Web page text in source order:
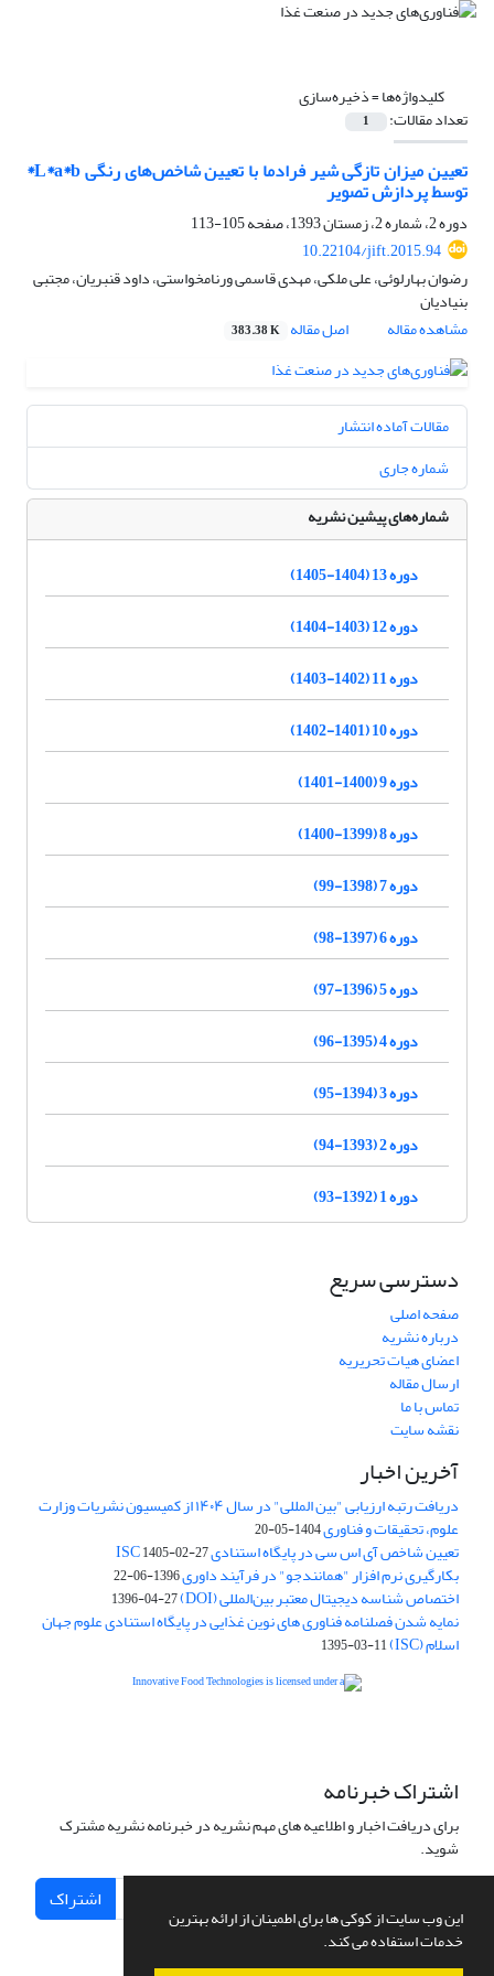
این وب سایت از کوکی ها برای اطمینان از ارائه بهترین
خدمات استفاده می کند.
کلیدواژه‌ها =ذخیره‌سازی
تعداد مقالات: 1
تعیین میزان تازگی شیر فرادما با تعیین شاخص‌های رنگی L*a*b*
توسط پردازش تصویر
دوره 2، شماره 2، زمستان 1393، صفحه
105-113
10.22104/jift.2015.94
رضوان بهارلوئی، علی ملکی، مهدی قاسمی ورنامخواستی، داود قنبریان، مجتبی
بنیادیان
مشاهده مقاله
اصل مقاله 383.38 K
مقالات آماده انتشار
شماره جاری
شماره‌های پیشین نشریه
دوره 13 (1404-1405)
دوره 12 (1403-1404)
دوره 11 (1402-1403)
دوره 10 (1401-1402)
دوره 9 (1400-1401)
دوره 8 (1399-1400)
دوره 7 (1398-99)
دوره 6 (1397-98)
دوره 5 (1396-97)
دوره 4 (1395-96)
دوره 3 (1394-95)
دوره 2 (1393-94)
دوره 1 (1392-93)
دسترسی سریع
صفحه اصلی
درباره نشریه
اعضای هیات تحریریه
ارسال مقاله
تماس با ما
نقشه سایت
آخرین اخبار
دریافت رتبه ارزیابی "بین المللی" در سال ۱۴۰۴ از کمیسیون نشریات وزارت
علوم، تحقیقات و فناوری1404-05-20
تعیین شاخص آی اس سی در پایگاه استنادی ISC1405-02-27
بکارگیری نرم افزار "همانندجو" در فرآیند داوری1396-06-22
اختصاص شناسه دیجیتال معتبر بین‌المللی (DOI) 1396-04-27
نمایه شدن فصلنامه فناوری های نوین غذایی در پایگاه استنادی علوم جهان
اسلام (ISC) 1395-03-11
اشتراک خبرنامه
برای دریافت اخبار و اطلاعیه های مهم نشریه در خبرنامه نشریه مشترک
شوید.
اشتراک